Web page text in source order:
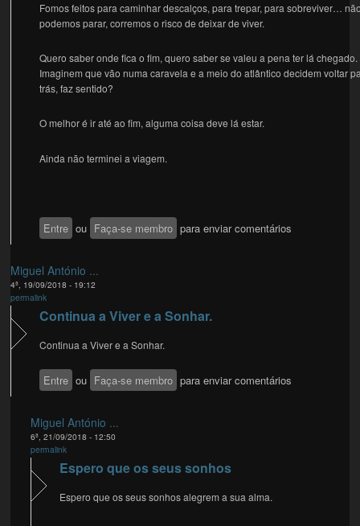
Fomos feitos para caminhar descalços, para trepar, para sobreviver…
podemos parar, corremos o risco de deixar de viver.
Quero saber onde fica o fim, quero saber se valeu a pena ter lá chegado.
Imaginem que vão numa caravela e a meio do atlântico decidem voltar
trás, faz sentido?
O melhor é ir até ao fim, alguma coisa deve lá estar.
Ainda não terminei a viagem.
Entre ou Faça-se membro para enviar comentários
Miguel António ...
4ª, 19/09/2018 - 19:12
permalink
Continua a Viver e a Sonhar.
Continua a Viver e a Sonhar.
Entre ou Faça-se membro para enviar comentários
Miguel António ...
6ª, 21/09/2018 - 12:50
permalink
Espero que os seus sonhos
Espero que os seus sonhos alegrem a sua alma.